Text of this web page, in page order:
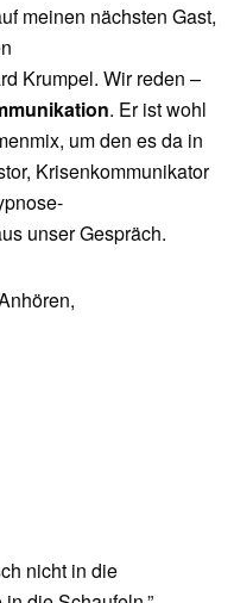
meinen nächsten Gast,
Krumpel. Wir reden –
. Er ist wohl
um den es da in
Krisenkommunikator
unser Gespräch.
nicht in die